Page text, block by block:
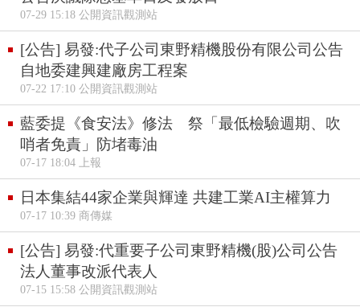
07-29 15:18 公開資訊觀測站
[公告] 易發:代子公司東野精機股份有限公司公告
自地委建興建廠房工程案
07-22 17:10 公開資訊觀測站
藍委提《食安法》修法 祭「最低檢驗週期、吹
哨者免責」防堵毒油
07-17 18:04 上報
日本集結44家企業與輝達 共建工業AI主權算力
07-17 10:39 商傳媒
[公告] 易發:代重要子公司東野精機(股)公司公告
法人董事改派代表人
07-15 15:58 公開資訊觀測站